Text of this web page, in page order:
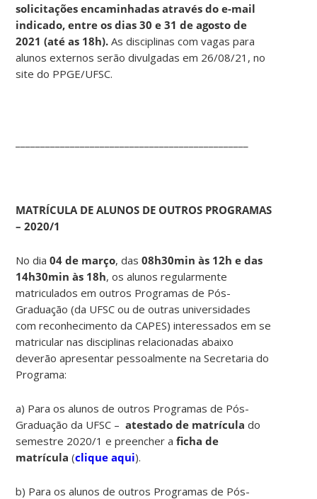
solicitações encaminhadas através do e-mail
indicado, entre os dias 30 e 31 de agosto de
2021 (até as 18h).As disciplinas com vagas para
alunos externos serão divulgadas em 26/08/21, no
site do PPGE/UFSC.
MATRÍCULA DE ALUNOS DE OUTROS PROGRAMAS
– 2020/1
No dia04 de março, das08h30min às 12h e das
14h30min às 18h, os alunos regularmente
matriculados em outros Programas de Pós-
Graduação (da UFSC ou de outras universidades
com reconhecimento da CAPES) interessados em se
matricular nas disciplinas relacionadas abaixo
deverão apresentar pessoalmente na Secretaria do
Programa:
a) Para os alunos de outros Programas de Pós-
Graduação da UFSC –atestado de matrícula do
semestre 2020/1 e preencher aficha de
matrícula (clique aqui).
b) Para os alunos de outros Programas de Pós-